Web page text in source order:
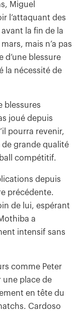
Miguel
l’attaquant des
la fin de la
mais n’a pas
d’une blessure
la nécessité de
blessures
joué depuis
pourra revenir,
grande qualité
compétitif.
depuis
précédente.
de lui, espérant
a
intensif sans
comme Peter
une place de
en tête du
Cardoso